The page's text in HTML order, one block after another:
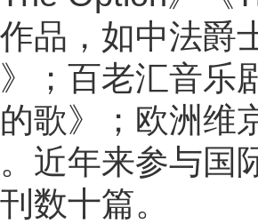
品，如中法爵
；百老汇音乐
歌》；欧洲维
近年来参与国
数十篇。